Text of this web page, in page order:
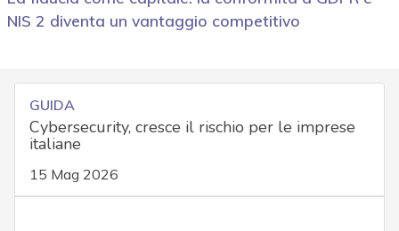
NIS 2 diventa un vantaggio competitivo
GUIDA
Cybersecurity, cresce il rischio per le imprese
italiane
15 Mag 2026